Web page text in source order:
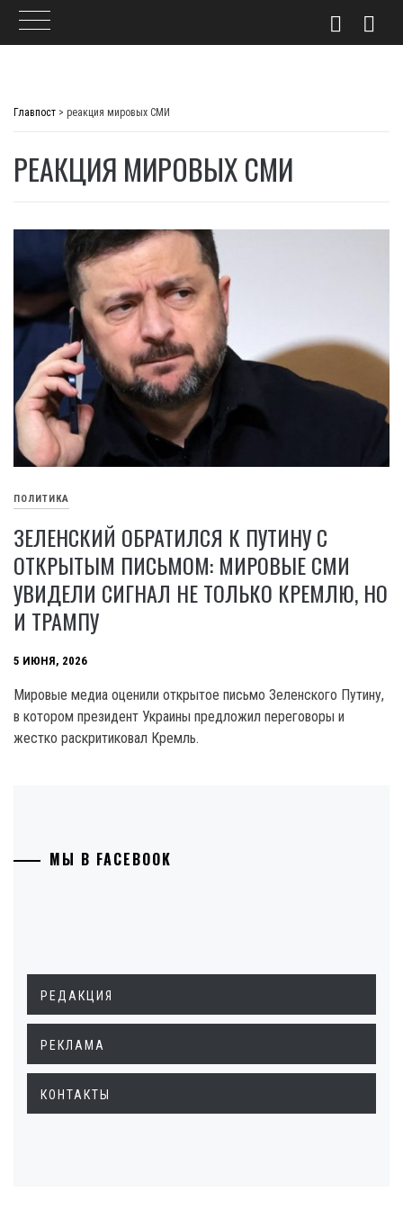
Главпост > реакция мировых СМИ
РЕАКЦИЯ МИРОВЫХ СМИ
ПОЛИТИКА
ЗЕЛЕНСКИЙ ОБРАТИЛСЯ К ПУТИНУ С
ОТКРЫТЫМ ПИСЬМОМ: МИРОВЫЕ СМИ
УВИДЕЛИ СИГНАЛ НЕ ТОЛЬКО КРЕМЛЮ, НО
И ТРАМПУ
5 ИЮНЯ, 2026
Мировые медиа оценили открытое письмо Зеленского Путину,
в котором президент Украины предложил переговоры и
жестко раскритиковал Кремль.
МЫ В FACEBOOK
РЕДАКЦИЯ
РЕКЛАМА
КОНТАКТЫ